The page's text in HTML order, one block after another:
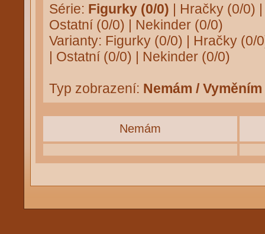
Série: Figurky (0/0) | Hračky (0/0)
Ostatní (0/0) | Nekinder (0/0)
Varianty: Figurky (0/0) | Hračky (0/
| Ostatní (0/0) | Nekinder (0/0)
Typ zobrazení: Nemám / Vyměním
Nemám